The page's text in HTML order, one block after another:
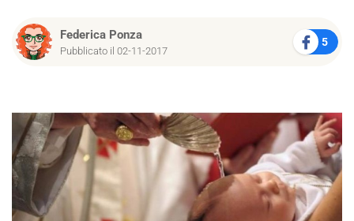
Federica Ponza
Pubblicato il 02-11-2017
5